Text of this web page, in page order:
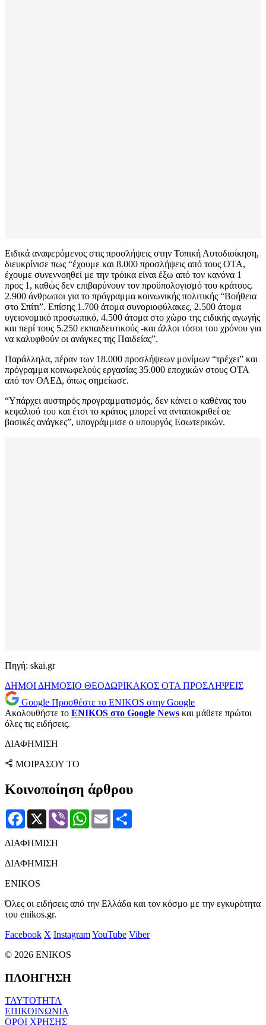
Ειδικά αναφερόμενος στις προσλήψεις στην Τοπική Αυτοδιοίκηση,
διευκρίνισε πως “έχουμε και 8.000 προσλήψεις από τους ΟΤΑ,
έχουμε συνεννοηθεί με την τρόικα είναι έξω από τον κανόνα 1
προς 1, καθώς δεν επιβαρύνουν τον προϋπολογισμό του κράτους.
2.900 άνθρωποι για το πρόγραμμα κοινωνικής πολιτικής “Βοήθεια
στο Σπίτι”. Επίσης 1.700 άτομα συνοριοφύλακες, 2.500 άτομα
υγειονομικό προσωπικό, 4.500 άτομα στο χώρο της ειδικής αγωγής
και περί τους 5.250 εκπαιδευτικούς -και άλλοι τόσοι του χρόνου για
να καλυφθούν οι ανάγκες της Παιδείας”.
Παράλληλα, πέραν των 18.000 προσλήψεων μονίμων “τρέχει” και
πρόγραμμα κοινωφελούς εργασίας 35.000 εποχικών στους ΟΤΑ
από τον ΟΑΕΔ, όπως σημείωσε.
“Υπάρχει αυστηρός προγραμματισμός, δεν κάνει ο καθένας του
κεφαλιού του και έτσι το κράτος μπορεί να ανταποκριθεί σε
βασικές ανάγκες”, υπογράμμισε ο υπουργός Εσωτερικών.
Πηγή: skai.gr
ΔΗΜΟΙ ΔΗΜΟΣΙΟ ΘΕΟΔΩΡΙΚΑΚΟΣ ΟΤΑ ΠΡΟΣΛΗΨΕΙΣ
Google Προσθέστε το ENIKOS στην Google
Ακολουθήστε το ENIKOS στο Google News και μάθετε πρώτοι
όλες τις ειδήσεις.
ΔΙΑΦΗΜΙΣΗ
ΜΟΙΡΑΣΟΥ ΤΟ
Κοινοποίηση άρθρου
Facebook
X Viber WhatsApp
Email
ΔΙΑΦΗΜΙΣΗ
ΔΙΑΦΗΜΙΣΗ
ENIKOS
Όλες οι ειδήσεις από την Ελλάδα και τον κόσμο με την εγκυρότητα
του enikos.gr.
Facebook X InstagramYouTube Viber
© 2026 ENIKOS
ΠΛΟΗΓΗΣΗ
ΤΑΥΤΟΤΗΤΑ
ΕΠΙΚΟΙΝΩΝΙΑ
ΟΡΟΙ ΧΡΗΣΗΣ